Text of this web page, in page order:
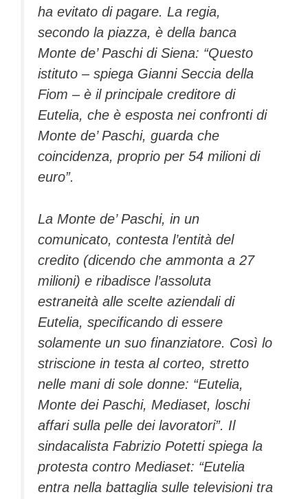
ha evitato di pagare. La regia,
secondo la piazza, è della banca
Monte de’ Paschi di Siena: “Questo
istituto – spiega Gianni Seccia della
Fiom – è il principale creditore di
Eutelia, che è esposta nei confronti di
Monte de’ Paschi, guarda che
coincidenza, proprio per 54 milioni di
euro”.
La Monte de’ Paschi, in un
comunicato, contesta l’entità del
credito (dicendo che ammonta a 27
milioni) e ribadisce l’assoluta
estraneità alle scelte aziendali di
Eutelia, specificando di essere
solamente un suo finanziatore. Così lo
striscione in testa al corteo, stretto
nelle mani di sole donne: “Eutelia,
Monte dei Paschi, Mediaset, loschi
affari sulla pelle dei lavoratori”. Il
sindacalista Fabrizio Potetti spiega la
protesta contro Mediaset: “Eutelia
entra nella battaglia sulle televisioni tra